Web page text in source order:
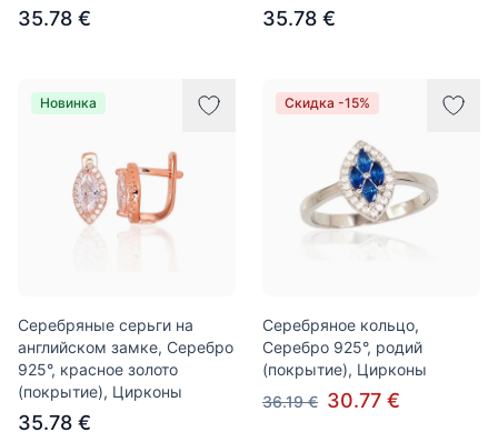
35.78 € 35.78 €
Новинка
Серебряные серьги на
английском замке, Серебро
925°, красное золото
(покрытие), Цирконы
35.78 €
Скидка -15%
Серебряное кольцо,
Серебро 925°, родий
(покрытие), Цирконы
36.19 € 30.77 €